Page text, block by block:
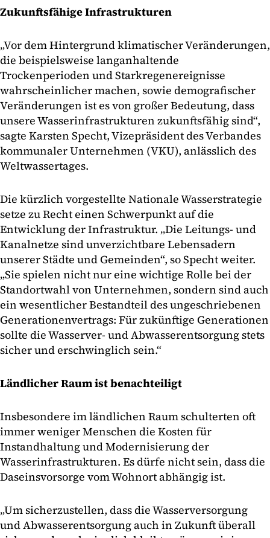
Zukunftsfähige Infrastrukturen
„Vor dem Hintergrund klimatischer Veränderungen,
die beispielsweise langanhaltende
Trockenperioden und Starkregenereignisse
wahrscheinlicher machen, sowie demografischer
Veränderungen ist es von großer Bedeutung, dass
unsere Wasserinfrastrukturen zukunftsfähig sind“,
sagte Karsten Specht, Vizepräsident des Verbandes
kommunaler Unternehmen (VKU), anlässlich des
Weltwassertages.
Die kürzlich vorgestellte Nationale Wasserstrategie
setze zu Recht einen Schwerpunkt auf die
Entwicklung der Infrastruktur. „Die Leitungs- und
Kanalnetze sind unverzichtbare Lebensadern
unserer Städte und Gemeinden“, so Specht weiter.
„Sie spielen nicht nur eine wichtige Rolle bei der
Standortwahl von Unternehmen, sondern sind auch
ein wesentlicher Bestandteil des ungeschriebenen
Generationenvertrags: Für zukünftige Generationen
sollte die Wasserver- und Abwasserentsorgung stets
sicher und erschwinglich sein.“
Ländlicher Raum ist benachteiligt
Insbesondere im ländlichen Raum schulterten oft
immer weniger Menschen die Kosten für
Instandhaltung und Modernisierung der
Wasserinfrastrukturen. Es dürfe nicht sein, dass die
Daseinsvorsorge vom Wohnort abhängig ist.
„Um sicherzustellen, dass die Wasserversorgung
und Abwasserentsorgung auch in Zukunft überall